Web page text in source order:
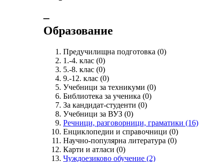
‒
Образование
Предучилищна подготовка (0)
1.-4. клас (0)
5.-8. клас (0)
9.-12. клас (0)
Учебници за техникуми (0)
Библиотека за ученика (0)
За кандидат-студенти (0)
Учебници за ВУЗ (0)
Речници, разговорници, граматики (16)
Енциклопедии и справочници (0)
Научно-популярна литература (0)
Карти и атласи (0)
Чуждоезиково обучение (2)